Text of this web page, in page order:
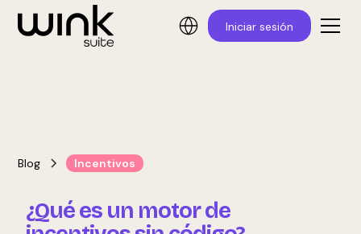
Iniciar sesión
Blog Incentivos
¿Qué es un motor de